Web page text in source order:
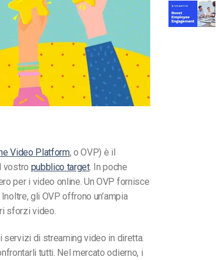
Video Platform, o OVP) è il
vostro pubblico target. In poche
per i video online. Un OVP fornisce
gli OVP offrono un’ampia
sforzi video.
di streaming video in diretta.
tutti. Nel mercato odierno, i